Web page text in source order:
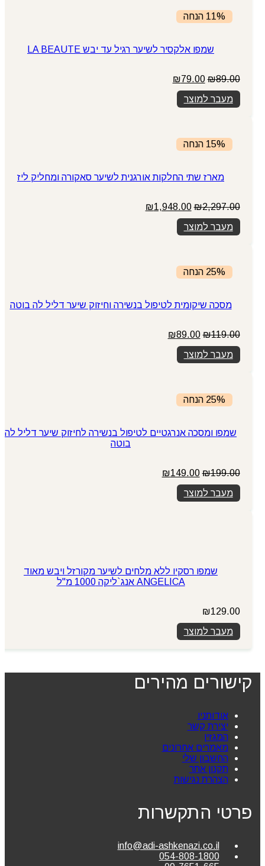
11% הנחה
שמפו אלקסיר לשיער רגיל עד יבש LA BEAUTE
₪89.00
המחיר
המקורי
היה:
₪89.00.
₪79.00
מעבר למוצר
15% הנחה
מארז שתי החלקות אורגנית לשיער סאקורה ומחליק ליז
₪2,297.00
המחיר
המקורי
היה:
₪2,297.00.
₪1,948.00
מעבר למוצר
25% הנחה
מסכה שיקומית לטיפול בנשירה וחיזוק שיער דליל לה בוטה
₪119.00
המחיר
המקורי
היה:
₪119.00.
₪89.00
מעבר למוצר
25% הנחה
שמפו ומסכה אנרגטיים לטיפול בנשירה לחיזוק שיער דליל לה
בוטה
₪199.00
המחיר
המקורי
היה:
₪199.00.
₪149.00
מעבר למוצר
שמפו רסקיו ללא מלחים לשיער מקורזל ויבש מאוד
ANGELICA אנג`ליקה 1000 מ"ל
₪129.00
מעבר למוצר
קישורים מהירים
אודותניו
יצירת קשר
המגזין
מאמרים אחרונים
החשבון שלי
תקנון אתר
הצהרת נגישות
פרטי התקשרות
info@adi-ashkenazi.co.il
054-808-1800